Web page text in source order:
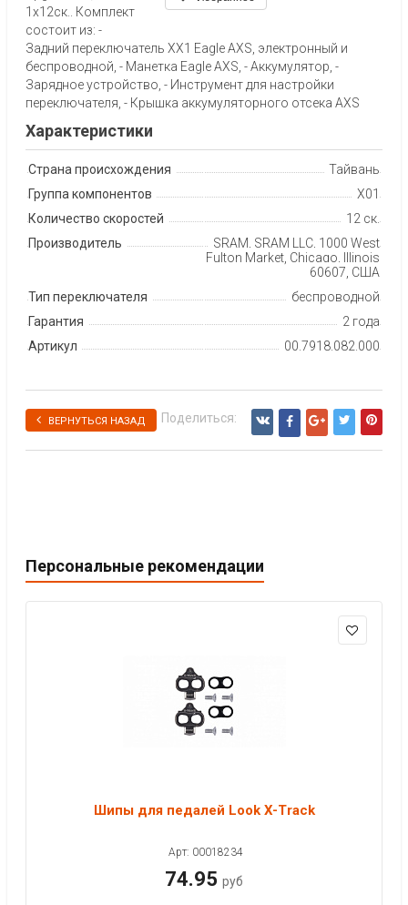
1х12ск.. Комплект
состоит из: -
Задний переключатель XX1 Eagle AXS, электронный и
беспроводной, - Манетка Eagle AXS, - Аккумулятор, -
Зарядное устройство, - Инструмент для настройки
переключателя, - Крышка аккумуляторного отсека AXS
Характеристики
Страна происхождения
Тайвань
Группа компонентов
X01
Количество скоростей
12 ск.
Производитель
SRAM, SRAM LLC, 1000 West
Fulton Market, Chicago, Illinois
60607, США
Тип переключателя
беспроводной
Гарантия
2 года
Артикул
00.7918.082.000
ВЕРНУТЬСЯ НАЗАД Поделиться:
Персональные рекомендации
Шипы для педалей Look X-Track
Арт: 00018234
74.95 руб